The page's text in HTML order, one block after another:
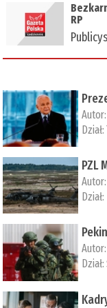
RP
Autor:
Dział:
PZL
Autor:
Dział:
Autor:
Dział: